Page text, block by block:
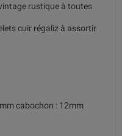
rustique à toutes
cuir régaliz à assortir
cabochon : 12mm